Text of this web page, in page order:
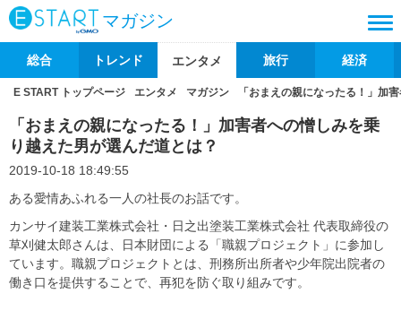
マガジン
総合 トレンド エンタメ 旅行 経済
E START トップページ エンタメ マガジン 「おまえの親になったる！」加
「おまえの親になったる！」加害者への憎しみを乗
り越えた男が選んだ道とは？
2019-10-18 18:49:55
ある愛情あふれる一人の社長のお話です。
カンサイ建装工業株式会社・日之出塗装工業株式会社 代表取締役の
草刈健太郎さんは、日本財団による「職親プロジェクト」に参加し
ています。職親プロジェクトとは、刑務所出所者や少年院出院者の
働き口を提供することで、再犯を防ぐ取り組みです。